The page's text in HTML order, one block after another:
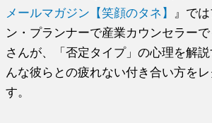
メールマガジン【笑顔のタネ】
』で
ン・プランナーで産業カウンセラー
さんが、「否定タイプ」の心理を解
んな彼らとの疲れない付き合い方を
す。